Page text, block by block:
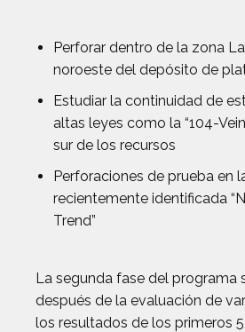
Perforar dentro de la zona
noroeste del depósito de
Estudiar la continuidad de
altas leyes como la “104-
sur de los recursos
Perforaciones de prueba en
recientemente identificada
Trend”
La segunda fase del programa
después de la evaluación de
los resultados de los primeros